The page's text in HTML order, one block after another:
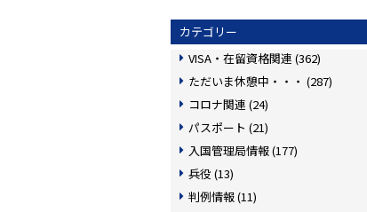
カテゴリー
VISA・在留資格関連 (362)
ただいま休憩中・・・ (287)
コロナ関連 (24)
パスポート (21)
入国管理局情報 (177)
兵役 (13)
判例情報 (11)